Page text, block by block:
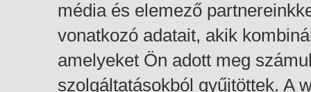
média és elemező
vonatkozó adatait, akik
amelyeket Ön adott meg
szolgáltatásokból gyűjtöttek. A